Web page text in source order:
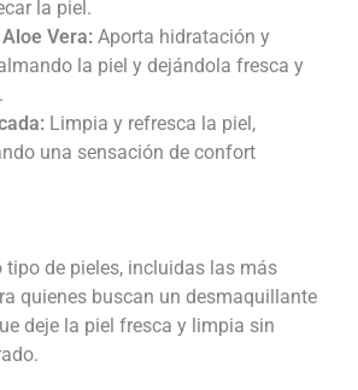
la piel.
Vera: Aporta hidratación y
la piel y dejándola fresca y
Limpia y refresca la piel,
una sensación de confort
tipo de pieles, incluidas las más
quienes buscan un desmaquillante
deje la piel fresca y limpia sin